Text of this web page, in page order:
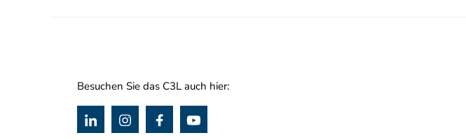
Besuchen Sie das C3L auch hier: